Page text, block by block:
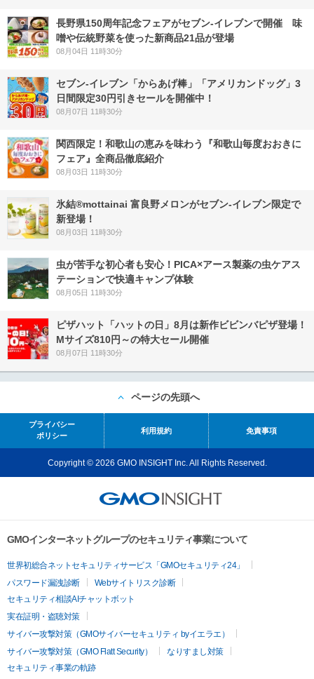
長野県150周年記念フェアがセブン-イレブンで開催 味
噌や伝統野菜を使った新商品21品が登場
08月04日 11時30分
セブン‐イレブン「からあげ棒」「アメリカンドッグ」3
日間限定30円引きセールを開催中！
08月07日 11時30分
関西限定！和歌山の恵みを味わう『和歌山毎度おおきに
フェア』全商品徹底紹介
08月03日 11時30分
氷結®mottainai 富良野メロンがセブン‐イレブン限定で
新登場！
08月03日 11時30分
虫が苦手な初心者も安心！PICA×アース製薬の虫ケアス
テーションで快適キャンプ体験
08月05日 11時30分
ピザハット「ハットの日」8月は新作ビビンバピザ登場！
Mサイズ810円～の特大セール開催
08月07日 11時30分
ページの先頭へ
プライバシー
ポリシー
利用規約 免責事項
Copyright © 2026 GMO INSIGHT Inc. All Rights Reserved.
GMOインターネットグループのセキュリティ事業について
世界初総合ネットセキュリティサービス「GMOセキュリティ24」
パスワード漏洩診断
Webサイトリスク診断
セキュリティ相談AIチャットボット
実在証明・盗聴対策
サイバー攻撃対策（GMOサイバーセキュリティ byイエラエ）
サイバー攻撃対策（GMO Flatt Security）
なりすまし対策
セキュリティ事業の軌跡